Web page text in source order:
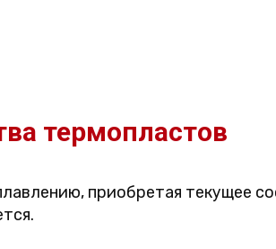
термопластов
приобретая текущее